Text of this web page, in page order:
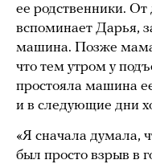
ее родственники.
вспоминает Дарья,
машина. Позже мама
что тем утром у
простояла машина
и в следующие дни
«Я сначала думала,
был просто взрыв в